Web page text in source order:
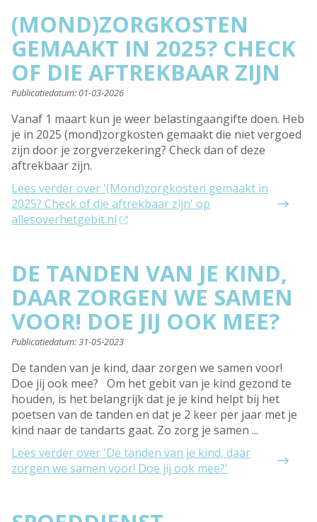
(MOND)ZORGKOSTEN
GEMAAKT IN 2025? CHECK
OF DIE AFTREKBAAR ZIJN
Publicatiedatum:01-03-2026
Vanaf 1 maart kun je weer belastingaangifte doen. Heb
je in 2025 (mond)zorgkosten gemaakt die niet vergoed
zijn door je zorgverzekering? Check dan of deze
aftrekbaar zijn.
Lees verderover '(Mond)zorgkosten gemaakt in
2025? Check of die aftrekbaar zijn' op
allesoverhetgebit.nl
DE TANDEN VAN JE KIND,
DAAR ZORGEN WE SAMEN
VOOR! DOE JIJ OOK MEE?
Publicatiedatum:31-05-2023
De tanden van je kind, daar zorgen we samen voor!
Doe jij ook mee? Om het gebit van je kind gezond te
houden, is het belangrijk dat je je kind helpt bij het
poetsen van de tanden en dat je 2 keer per jaar met je
kind naar de tandarts gaat. Zo zorg je samen ...
Lees verderover 'De tanden van je kind, daar
zorgen we samen voor! Doe jij ook mee?'